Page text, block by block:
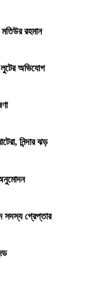
রহমান
লুটের অভিযোগ
নিন্দার ঝড়
সদস্য গ্রেপ্তার